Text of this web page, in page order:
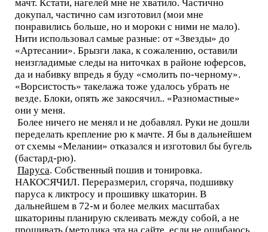
мачт. Кстати, нагелей мне не хватило. Частично
докупал, частично сам изготовил (мои мне
понравились больше, но и мороки с ними не мало).
Нити использовал самые разные: от «Звезды» до
«Артесании». Брызги лака, к сожалению, оставили
неизгладимые следы на ниточках в районе юферсов,
да и набивку впредь я буду «смолить по-черному».
«Ворсистость» такелажа тоже удалось убрать не
везде. Блоки, опять же закосячил.. «Разномастные»
они у меня.
Более ничего не менял и не добавлял. Руки не дошли
переделать крепление рю к мачте. Я бы в дальнейшем
от схемы «Мелании» отказался и изготовил бы бугель
(бастард-рю).
Паруса. Собственный пошив и тонировка.
НАКОСЯЧИЛ. Переразмерил, сгоряча, подшивку
паруса к ликтросу и прошивку шкаторин. В
дальнейшем в 72-м и более мелких масштабах
шкаторины планирую склеивать между собой, а не